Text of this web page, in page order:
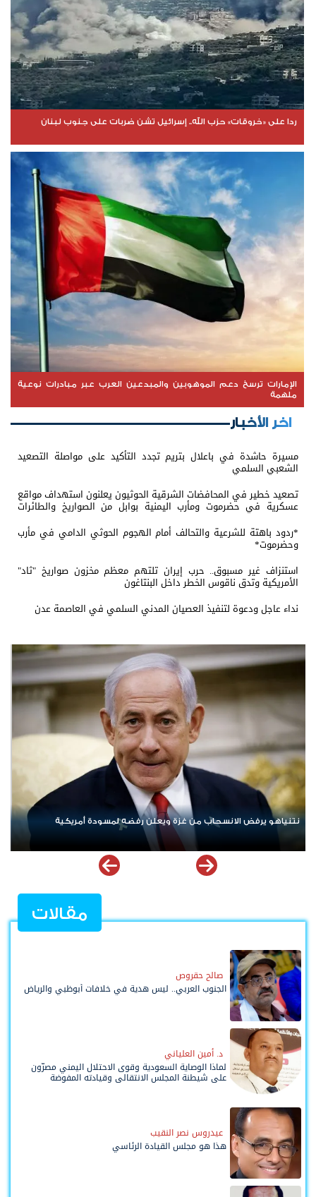
ردا على «خروقات» حزب الله.. إسرائيل تشن ضربات على جنوب لبنان
الإمارات ترسخ دعم الموهوبين والمبدعين العرب عبر مبادرات نوعية
ملهمة
اخر الأخبار
مسيرة حاشدة في باعلال بتريم تجدد التأكيد على مواصلة التصعيد
الشعبي السلمي
تصعيد خطير في المحافضات الشرقية الحوثيون يعلنون استهداف مواقع
عسكرية في حضرموت ومأرب اليمنية بوابل من الصواريخ والطائرات
*ردود باهتة للشرعية والتحالف أمام الهجوم الحوثي الدامي في مأرب
وحضرموت*
استنزاف غير مسبوق.. حرب إيران تلتهم معظم مخزون صواريخ "ثاد"
الأمريكية وتدق ناقوس الخطر داخل البنتاغون
نداء عاجل ودعوة لتنفيذ العصيان المدني السلمي في العاصمة عدن
ردا على «خروقات» حزب الله.. إسرائيل تشن ضربات على جنوب لبنان
مقالات
صالح حقروص
الجنوب العربي.. ليس هدية في خلافات أبوظبي والرياض
د. أمين العلياني
لماذا الوصاية السعودية وقوى الاحتلال اليمني مصرّون
على شيطنة المجلس الانتقالي وقيادته المفوضة
عيدروس نصر النقيب
هذا هو مجلس القيادة الرئاسي